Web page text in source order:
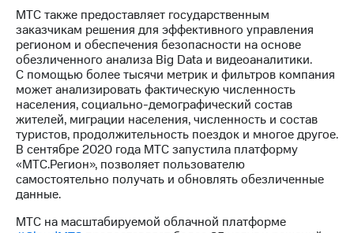
МТС также предоставляет государственным
заказчикам решения для эффективного управления
регионом и обеспечения безопасности на основе
обезличенного анализа Big Data и видеоаналитики.
С помощью более тысячи метрик и фильтров компания
может анализировать фактическую численность
населения,социально-демографический состав
жителей, миграции населения, численность и состав
туристов, продолжительность поездок и многое другое.
В сентябре 2020 года МТС запустила платформу
«МТС.Регион», позволяет пользователю
самостоятельно получать и обновлять обезличенные
данные.
МТС на масштабируемой облачной платформе